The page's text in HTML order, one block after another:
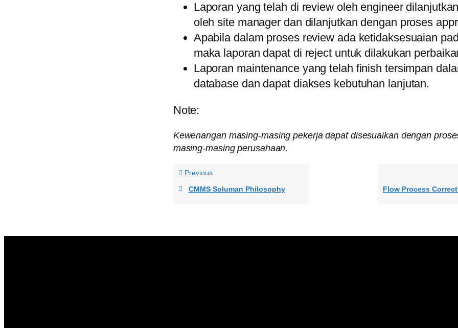
Laporan yang telah di review oleh engineer
oleh site manager dan dilanjutkan dengan proses
Apabila dalam proses review ada ketidaksesuaian
maka laporan dapat di reject untuk dilakukan
Laporan maintenance yang telah finish tersimpan
database dan dapat diakses kebutuhan lanjutan.
Note:
Kewenangan masing-masing pekerja dapat disesuaikan dengan
masing-masing perusahaan,
Previous
CMMS Soluman Philosophy